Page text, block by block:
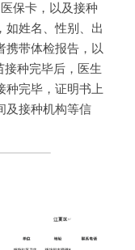
保卡，以及接种
如姓名、性别、出
携带体检报告，以
接种完毕后，医生
种完毕，证明书上
及接种机构等信